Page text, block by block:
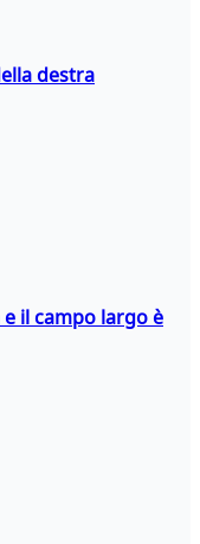
destra
il campo largo è